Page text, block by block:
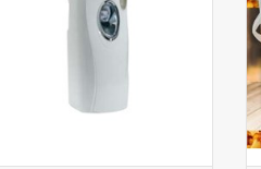
en Swak.